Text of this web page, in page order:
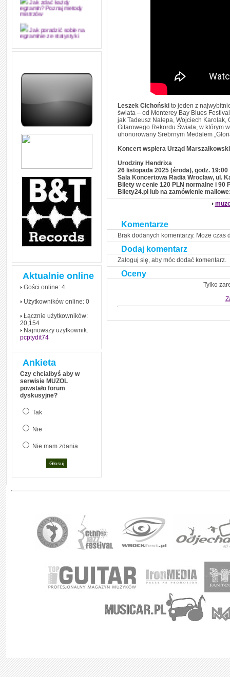
Jak zdać każdy
egzamin? Poznaj metody
mistrzów
Jak poradzić sobie na
egzaminie ze statystyki
Jak napisać
dyplomową i ją z sukcesem
kółko tych samych błędów w
W jaki sposób 1000
formuł konwersacyjnych
pozwoli Ci opanować język
Angielskie przyimki
praktycznych przykładach,
dzięki którym łatwiej je
zapamiętasz
W końcu ktoś po ludzku i
zrozumiale wytłumaczył, na
czym polega mowa zależna
(reported speech) w języku
angielskim
Jak zacząć czytać
Aktualnie online
Gości online: 4
Użytkowników online: 0
Łącznie użytkowników:
20,154
Najnowszy użytkownik:
pcptydit74
Ankieta
Czy chciałbyś aby w
serwisie MUZOL
powstało forum
dyskusyjne?
Tak
Nie
Nie mam zdania
Leszek Cichoński to jeden z
świata – od Monterey Bay Blues
jak Tadeusz Nalepa, Wojciech Karolak,
Gitarowego Rekordu Świata, w którym
uhonorowany Srebrnym Medalem
Koncert wspiera Urząd
Urodziny Hendrixa
26 listopada 2025 (środa), godz. 19:00
Sala Koncertowa Radia Wrocław, ul.
Bilety w cenie 120 PLN normalne i
Bilety24.pl lub na zamówienie
Komentarze
Brak dodanych komentarzy. Może czas
Dodaj komentarz
Zaloguj się, aby móc dodać komentarz.
Oceny
Tylko